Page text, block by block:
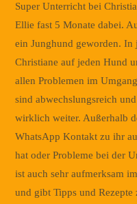
Super Unterricht bei
Ellie fast 5 Monate dabei.
ein Junghund geworden. In
Christiane auf jeden Hund
allen Problemen im
sind abwechslungsreich
wirklich weiter. Außerhalb
WhatsApp Kontakt zu ihr
hat oder Probleme bei der
ist auch sehr aufmerksam
und gibt Tipps und Rezepte